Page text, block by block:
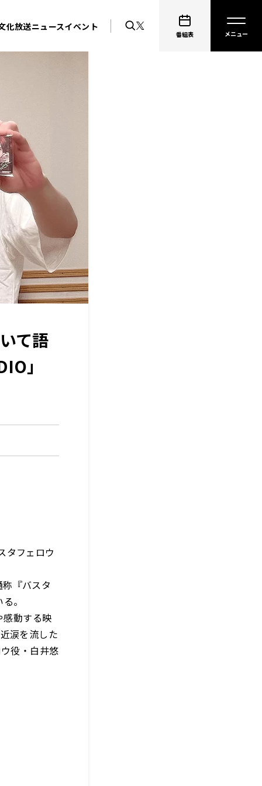
化放送ニュースイベント
番組表
て語
」
タフェロウ
『バスタ
。
感動する映
涙を流した
役・白井悠